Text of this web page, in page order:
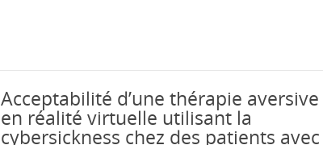
Acceptabilité ­­d’une thérapie aversive
en réalité virtuelle utilisant la
cybersickness chez des patients avec